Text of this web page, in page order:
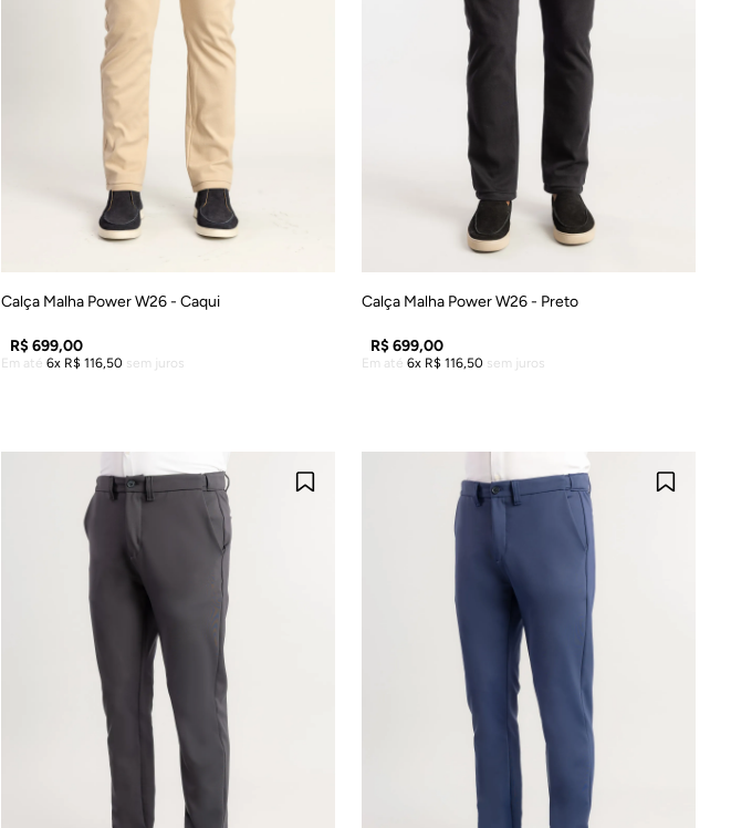
40 42 44 46
Calça Malha Power W26 - Caqui
R$699,00
Em até 6 R$ 116,50 sem juros
40 42 44 46
Calça Malha Power W26 - Preto
R$699,00
Em até 6 R$ 116,50 sem juros